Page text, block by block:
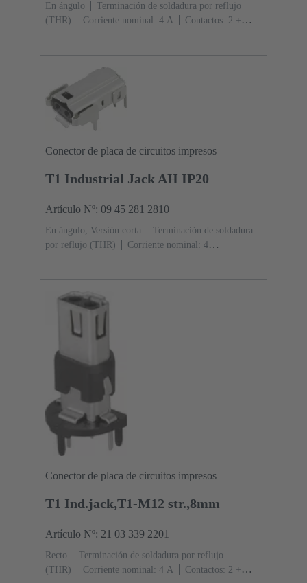
En ángulo
Terminación de soldadura por reflujo
(THR)
Corriente nominal: ‌4 A
Contactos: 2 +
Conector de placa de circuitos impresos
T1 Industrial Jack AH IP20
Artículo Nº: 09 45 281 2810
En ángulo, Versión corta
Terminación de soldadura
por reflujo (THR)
Corriente nominal: ‌4
Conector de placa de circuitos impresos
T1 Ind.jack,T1-M12 str.,8mm
Artículo Nº: 21 03 339 2201
Recto
Terminación de soldadura por reflujo
(THR)
Corriente nominal: ‌4 A
Contactos: 2 +